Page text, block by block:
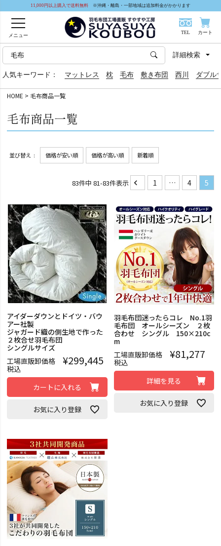
11,000円以上購入で送料無料 ※沖縄・離島・一部地域は追加料金がかかります
メニュー
TEL カート
人気キーワード： マットレス 枕 毛布 敷き布団 西川 ダブル
詳細検索
HOME 毛布商品一覧
毛布商品一覧
並び替え 価格が安い順 価格が高い順 新着順
83件中 81-83件表示 1 … 4 5
アイダーダウンとドイツ・バウ
アー社製
ジャガード織の側生地で作った
２枚合せ羽毛布団
シングルサイズ
工場直販卸価格
¥299,445
税込
カートに入れる
お気に入り登録
羽毛布団迷ったらコレ No.1羽
毛布団 オールシーズン ２枚
合わせ シングル 150×210c
m
工場直販卸価格
¥81,277
税込
詳細を見る
お気に入り登録